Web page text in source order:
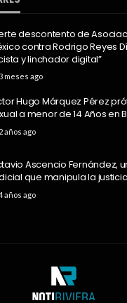
descontento de
contra Rodrigo Reyes
y linchador digital”
meses ago
Hugo Márquez Pérez
a menor de 14 Años en
2 años ago
Ascencio Fernández,
que manipula la
años ago